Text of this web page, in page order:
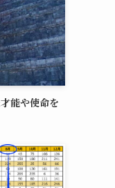
能や使命を